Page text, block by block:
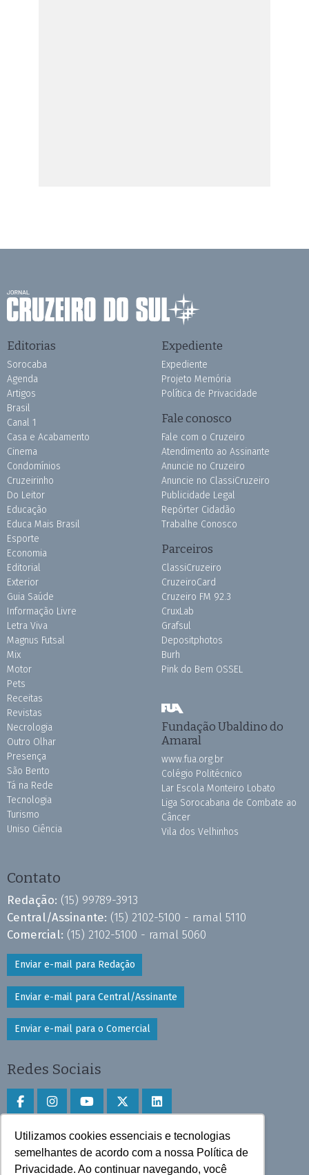
Utilizamos cookies essenciais e tecnologias
semelhantes de acordo com a nossa Política de
Privacidade. Ao continuar navegando, você
Editorias
Sorocaba
Agenda
Artigos
Brasil
Canal 1
Casa e Acabamento
Cinema
Condomínios
Cruzeirinho
Do Leitor
Educação
Educa Mais Brasil
Esporte
Economia
Editorial
Exterior
Guia Saúde
Informação Livre
Letra Viva
Magnus Futsal
Mix
Motor
Pets
Receitas
Revistas
Necrologia
Outro Olhar
Presença
São Bento
Tá na Rede
Tecnologia
Turismo
Uniso Ciência
Expediente
Expediente
Projeto Memória
Política de Privacidade
Fale conosco
Fale com o Cruzeiro
Atendimento ao Assinante
Anuncie no Cruzeiro
Anuncie no ClassiCruzeiro
Publicidade Legal
Repórter Cidadão
Trabalhe Conosco
Parceiros
ClassiCruzeiro
CruzeiroCard
Cruzeiro FM 92.3
CruxLab
Grafsul
Depositphotos
Burh
Pink do Bem OSSEL
Fundação Ubaldino do
Amaral
www.fua.org.br
Colégio Politécnico
Lar Escola Monteiro Lobato
Liga Sorocabana de Combate ao
Câncer
Vila dos Velhinhos
Contato
Redação: (15) 99789-3913
Central/Assinante: (15) 2102-5100 - ramal 5110
Comercial: (15) 2102-5100 - ramal 5060
Enviar e-mail para Redação
Enviar e-mail para Central/Assinante
Enviar e-mail para o Comercial
Redes Sociais
Faça download do aplicativo
Play Store e App Store